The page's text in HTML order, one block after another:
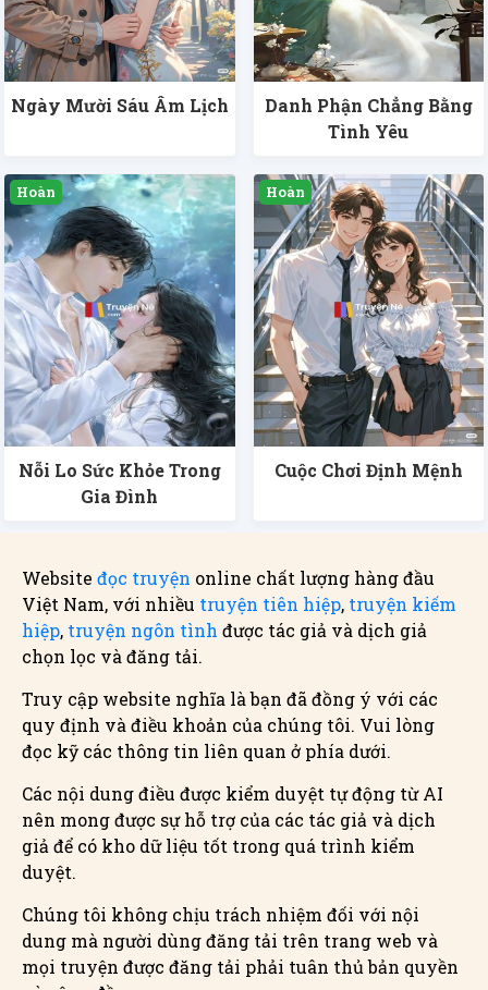
Ngày Mười Sáu Âm Lịch
Danh Phận Chẳng Bằng
Tình Yêu
Nỗi Lo Sức Khỏe Trong
Gia Đình
Cuộc Chơi Định Mệnh
Website đọc truyện online chất lượng hàng đầu
Việt Nam, với nhiều truyện tiên hiệp, truyện kiếm
hiệp, truyện ngôn tình được tác giả và dịch giả
chọn lọc và đăng tải.
Truy cập website nghĩa là bạn đã đồng ý với các
quy định và điều khoản của chúng tôi. Vui lòng
đọc kỹ các thông tin liên quan ở phía dưới.
Các nội dung điều được kiểm duyệt tự động từ AI
nên mong được sự hỗ trợ của các tác giả và dịch
giả để có kho dữ liệu tốt trong quá trình kiểm
duyệt.
Chúng tôi không chịu trách nhiệm đối với nội
dung mà người dùng đăng tải trên trang web và
mọi truyện được đăng tải phải tuân thủ bản quyền